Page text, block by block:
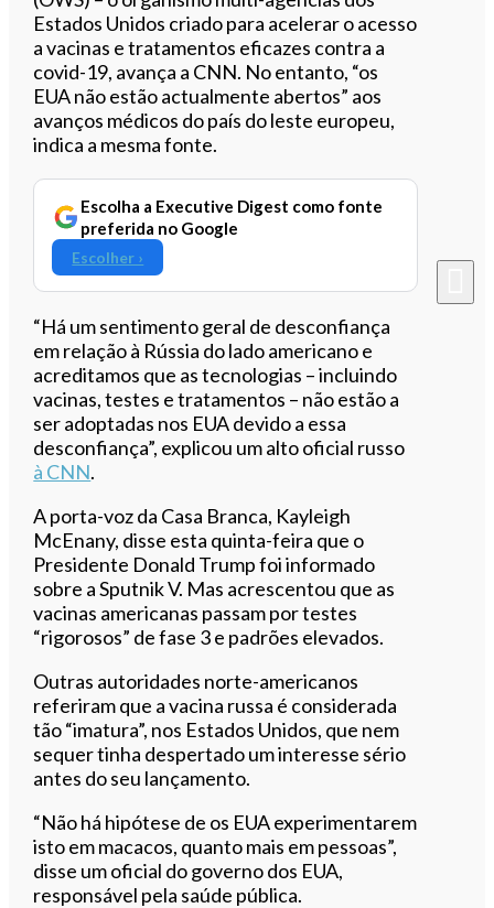
Estados Unidos criado para acelerar o acesso
a vacinas e tratamentos eficazes contra a
covid-19, avança a CNN. No entanto, “os
EUA não estão actualmente abertos” aos
avanços médicos do país do leste europeu,
indica a mesma fonte.
Escolha a Executive Digest como fonte
preferida no Google
Escolher ›
“Há um sentimento geral de desconfiança
em relação à Rússia do lado americano e
acreditamos que as tecnologias – incluindo
vacinas, testes e tratamentos – não estão a
ser adoptadas nos EUA devido a essa
desconfiança”, explicou um alto oficial russo
à CNN.
A porta-voz da Casa Branca, Kayleigh
McEnany, disse esta quinta-feira que o
Presidente Donald Trump foi informado
sobre a Sputnik V. Mas acrescentou que as
vacinas americanas passam por testes
“rigorosos” de fase 3 e padrões elevados.
Outras autoridades norte-americanos
referiram que a vacina russa é considerada
tão “imatura”, nos Estados Unidos, que nem
sequer tinha despertado um interesse sério
antes do seu lançamento.
“Não há hipótese de os EUA experimentarem
isto em macacos, quanto mais em pessoas”,
disse um oficial do governo dos EUA,
responsável pela saúde pública.